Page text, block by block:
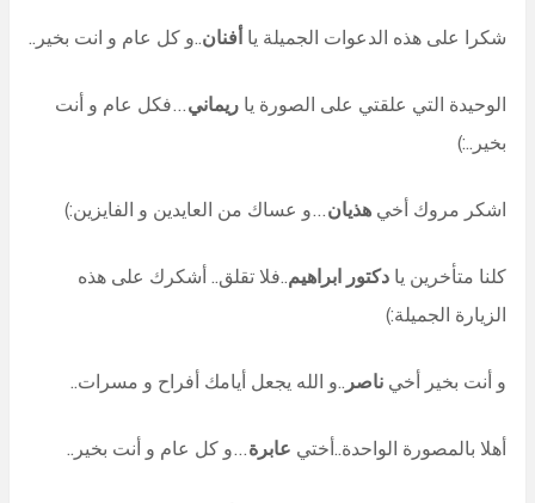
شكرا على هذه الدعوات الجميلة ياأفنان..و كل عام و انت بخير..
الوحيدة التي علقتي على الصورة يا ريماني…فكل عام و أنت
بخير..:)
اشكر مروك أخي هذيان…و عساك من العايدين و الفايزين:)
كلنا متأخرين يا دكتور ابراهيم..فلا تقلق.. أشكرك على هذه
الزيارة الجميلة:)
و أنت بخير أخي ناصر ..و الله يجعل أيامك أفراح و مسرات..
أهلا بالمصورة الواحدة..أختي عابرة…و كل عام و أنت بخير..